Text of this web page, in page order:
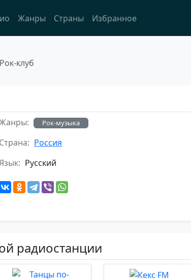
Жанры Страны Избранное
Рок-клуб
Рок-музыка
Страна: Россия
Русский
радиостанции